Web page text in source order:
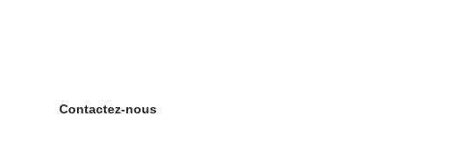
Contactez-nous